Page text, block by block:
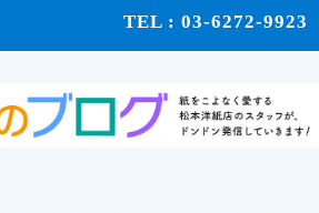
TEL : 03-6272-9923